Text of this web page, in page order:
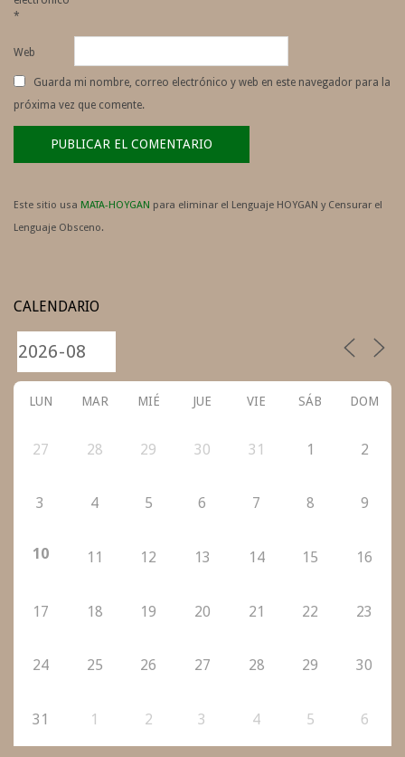
*
Web
Guarda mi nombre, correo electrónico y web en este navegador para la
próxima vez que comente.
Este sitio usa MATA-HOYGAN para eliminar el Lenguaje HOYGAN y Censurar el
Lenguaje Obsceno.
CALENDARIO
LUN MAR MIÉ JUE VIE SÁB DOM
27 28 29 30 31 1 2
3 4 5 6 7 8 9
10 11 12 13 14 15 16
17 18 19 20 21 22 23
24 25 26 27 28 29 30
31 1 2 3 4 5 6